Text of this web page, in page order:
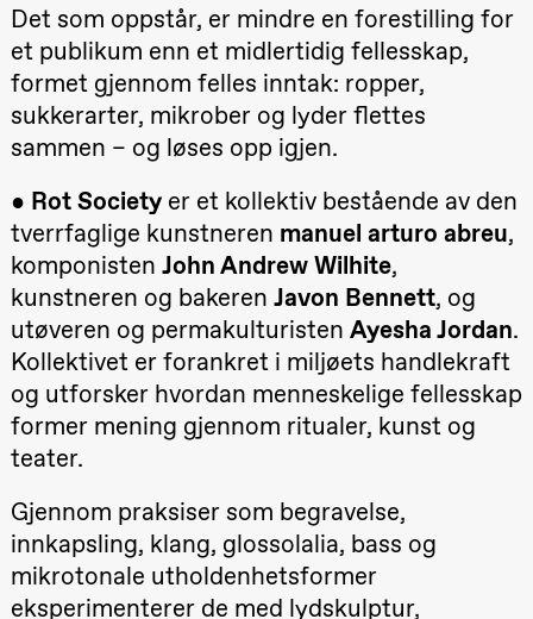
(Black Box
teater)
19.00
Yuri
Umemoto /​
Oslo
Sinfonietta /​
Ivar Furre
Aam
Animeopera
av Yuri
Umemoto
Store scene
(Black Box
Fredag 18. september
20.00
Pinquins &
Kjersti Alm
Hi sida
(Black Box
Lørdag 19. september
18.00
Pinquins &
Kjersti Alm
Eriksen
Det som oppstår, er mindre en forestilling for
et publikum enn et midlertidig fellesskap,
formet gjennom felles inntak: ropper,
sukkerarter, mikrober og lyder flettes
sammen – og løses opp igjen.
● Rot Society er et kollektiv bestående av den
tverrfaglige kunstneren manuel arturo abreu,
komponistenJohn Andrew Wilhite,
kunstneren og bakerenJavon Bennett, og
utøveren og permakulturistenAyesha Jordan.
Kollektivet er forankret i miljøets handlekraft
og utforsker hvordan menneskelige fellesskap
former mening gjennom ritualer, kunst og
teater.
Gjennom praksiser som begravelse,
innkapsling, klang, glossolalia, bass og
mikrotonale utholdenhetsformer
eksperimenterer de med lydskulptur,